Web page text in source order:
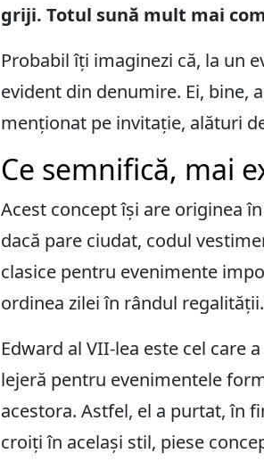
griji. Totul sună mult mai
Probabil îți imaginezi că, la un
evident din denumire. Ei, bine,
menționat pe invitație, alături
Ce semnifică, mai
Acest concept își are originea
dacă pare ciudat, codul
clasice pentru evenimente
ordinea zilei în rândul regalității.
Edward al VII-lea este cel care
lejeră pentru evenimentele
acestora. Astfel, el a purtat, în
croiți în același stil, piese